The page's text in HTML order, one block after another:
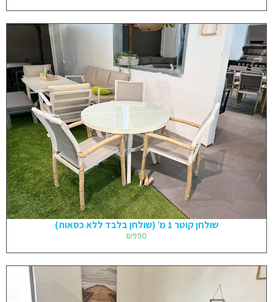
שולחן קוטר 1 מ׳ (שולחן בלבד ללא כסאות)
₪990